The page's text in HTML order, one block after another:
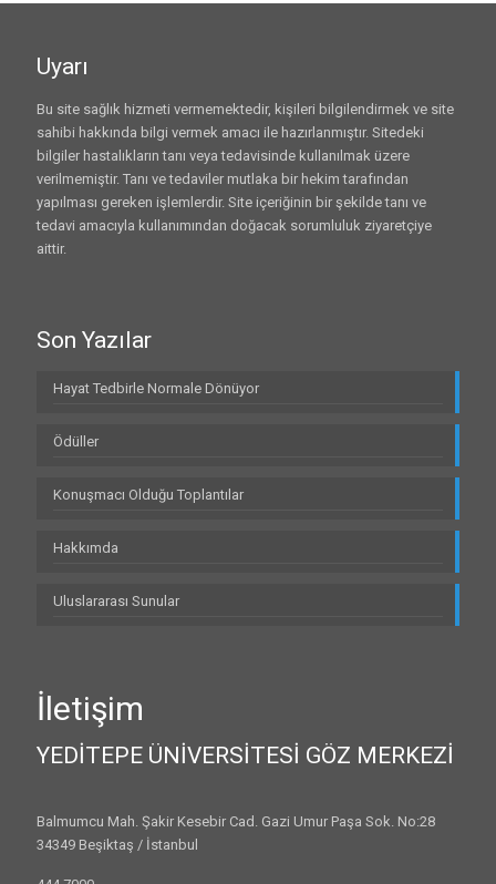
Uyarı
Bu site sağlık hizmeti vermemektedir, kişileri bilgilendirmek ve site
sahibi hakkında bilgi vermek amacı ile hazırlanmıştır. Sitedeki
bilgiler hastalıkların tanı veya tedavisinde kullanılmak üzere
verilmemiştir. Tanı ve tedaviler mutlaka bir hekim tarafından
yapılması gereken işlemlerdir. Site içeriğinin bir şekilde tanı ve
tedavi amacıyla kullanımından doğacak sorumluluk ziyaretçiye
aittir.
Son Yazılar
Hayat Tedbirle Normale Dönüyor
Ödüller
Konuşmacı Olduğu Toplantılar
Hakkımda
Uluslararası Sunular
İletişim
YEDİTEPE ÜNİVERSİTESİ GÖZ MERKEZİ
Balmumcu Mah. Şakir Kesebir Cad. Gazi Umur Paşa Sok. No:28
34349 Beşiktaş / İstanbul